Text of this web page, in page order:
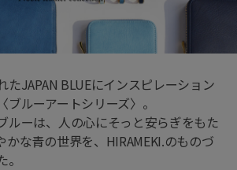
たJAPAN BLUEにインスピレーション
ルーアートシリーズ〉。
ルーは、人の心にそっと安らぎをもた
かな青の世界を、HIRAMEKI.のものづ